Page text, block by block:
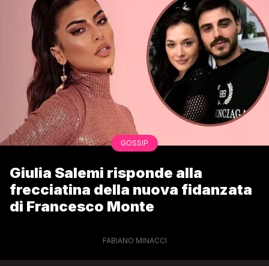
GOSSIP
Giulia Salemi risponde alla
frecciatina della nuova fidanzata
di Francesco Monte
FABIANO MINACCI